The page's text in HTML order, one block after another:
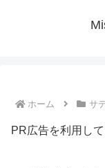
ホーム サ
PR広告を利用して